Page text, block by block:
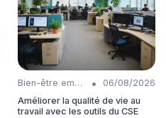
Bien-être employés •
06/08/2026
Améliorer la qualité de vie au
travail avec les outils du CSE